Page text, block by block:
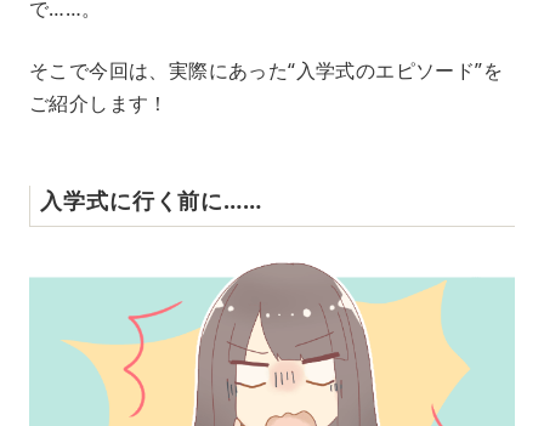
で……。
そこで今回は、実際にあった“入学式のエピソード”を
ご紹介します！
入学式に行く前に……